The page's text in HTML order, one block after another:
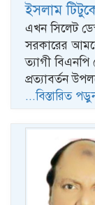
ইসলাম
এখন সিলেট
সরকারের
ত্যাগী
প্রত্যাবর্তন
...বিস্তারিত